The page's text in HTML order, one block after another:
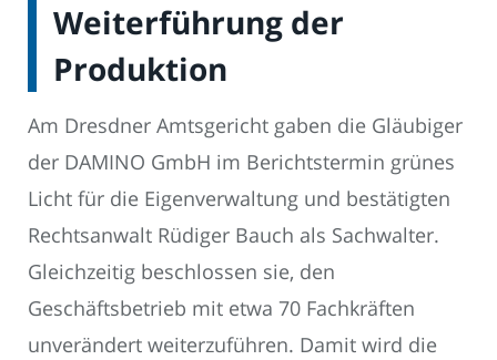
Weiterführung der
Produktion
Am Dresdner Amtsgericht gaben die Gläubiger
der DAMINO GmbH im Berichtstermin grünes
Licht für die Eigenverwaltung und bestätigten
Rechtsanwalt Rüdiger Bauch als Sachwalter.
Gleichzeitig beschlossen sie, den
Geschäftsbetrieb mit etwa 70 Fachkräften
unverändert weiterzuführen. Damit wird die